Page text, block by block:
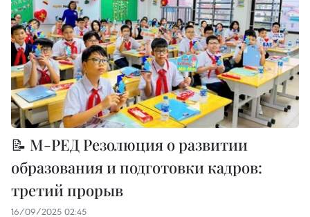
📝 М-РЕД Резолюция о развитии
образования и подготовки кадров:
третий прорыв
16/09/2025 02:45